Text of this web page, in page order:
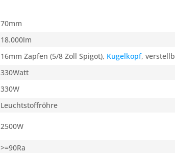
70mm
18.000lm
16mm Zapfen (5/8 Zoll Spigot), Kugelkopf,
330Watt
330W
Leuchtstoffröhre
2500W
>=90Ra